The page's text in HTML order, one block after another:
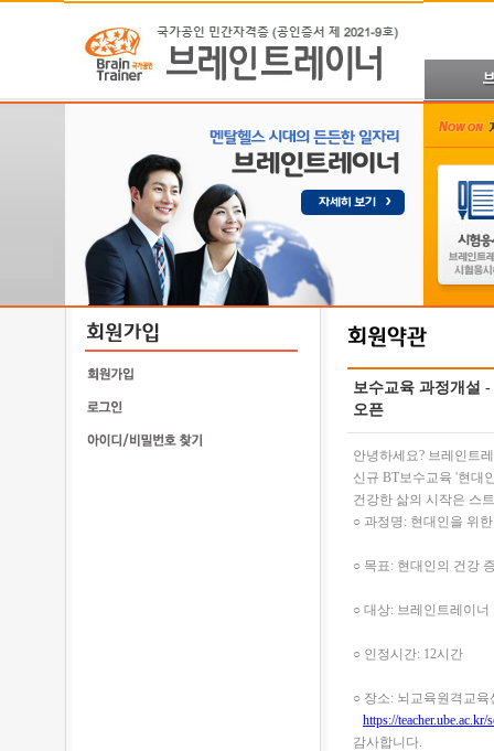
보수교육 과정개설
오픈
안녕하세요? 브레인트
신규 BT보수교육 '현대
건강한 삶의 시작은 스
○ 과정명: 현대인을 위
○ 목표: 현대인의 건강
○ 대상: 브레인트레이
○ 인정시간: 12시간
○ 장소: 뇌교육원격교
https://
감사합니다.